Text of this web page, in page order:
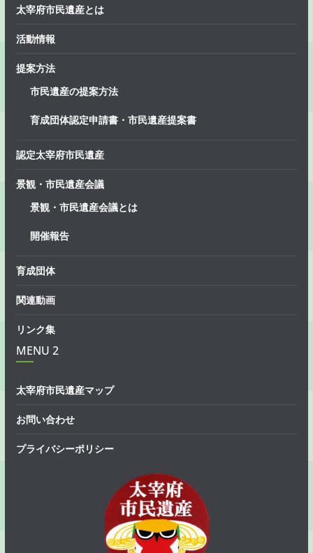
太宰府市民遺産とは
活動情報
提案方法
市民遺産の提案方法
育成団体認定申請書・市民遺産提案書
認定太宰府市民遺産
景観・市民遺産会議
景観・市民遺産会議とは
開催報告
育成団体
関連動画
リンク集
MENU 2
太宰府市民遺産マップ
お問い合わせ
プライバシーポリシー